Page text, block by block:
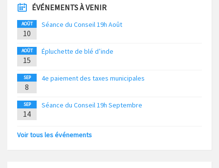
ÉVÉNEMENTS À VENIR
AOÛT
10
Séance du Conseil 19h Août
AOÛT
15
Épluchette de blé d’inde
SEP
8
4e paiement des taxes municipales
SEP
14
Séance du Conseil 19h Septembre
Voir tous les événements